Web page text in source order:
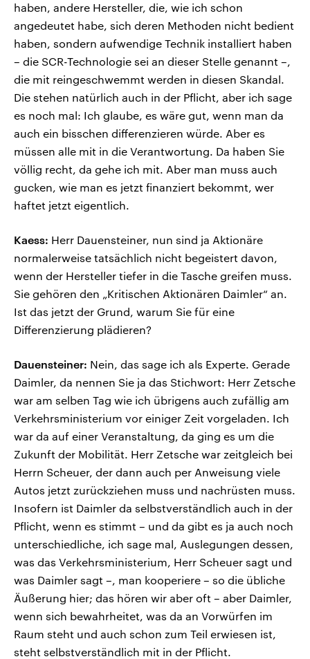
haben, andere Hersteller, die, wie ich schon
angedeutet habe, sich deren Methoden nicht bedient
haben, sondern aufwendige Technik installiert haben
– die SCR-Technologie sei an dieser Stelle genannt –,
die mit reingeschwemmt werden in diesen Skandal.
Die stehen natürlich auch in der Pflicht, aber ich sage
es noch mal: Ich glaube, es wäre gut, wenn man da
auch ein bisschen differenzieren würde. Aber es
müssen alle mit in die Verantwortung. Da haben Sie
völlig recht, da gehe ich mit. Aber man muss auch
gucken, wie man es jetzt finanziert bekommt, wer
haftet jetzt eigentlich.
Kaess: Herr Dauensteiner, nun sind ja Aktionäre
normalerweise tatsächlich nicht begeistert davon,
wenn der Hersteller tiefer in die Tasche greifen muss.
Sie gehören den „Kritischen Aktionären Daimler“ an.
Ist das jetzt der Grund, warum Sie für eine
Differenzierung plädieren?
Dauensteiner: Nein, das sage ich als Experte. Gerade
Daimler, da nennen Sie ja das Stichwort: Herr Zetsche
war am selben Tag wie ich übrigens auch zufällig am
Verkehrsministerium vor einiger Zeit vorgeladen. Ich
war da auf einer Veranstaltung, da ging es um die
Zukunft der Mobilität. Herr Zetsche war zeitgleich bei
Herrn Scheuer, der dann auch per Anweisung viele
Autos jetzt zurückziehen muss und nachrüsten muss.
Insofern ist Daimler da selbstverständlich auch in der
Pflicht, wenn es stimmt – und da gibt es ja auch noch
unterschiedliche, ich sage mal, Auslegungen dessen,
was das Verkehrsministerium, Herr Scheuer sagt und
was Daimler sagt –, man kooperiere – so die übliche
Äußerung hier; das hören wir aber oft – aber Daimler,
wenn sich bewahrheitet, was da an Vorwürfen im
Raum steht und auch schon zum Teil erwiesen ist,
steht selbstverständlich mit in der Pflicht.